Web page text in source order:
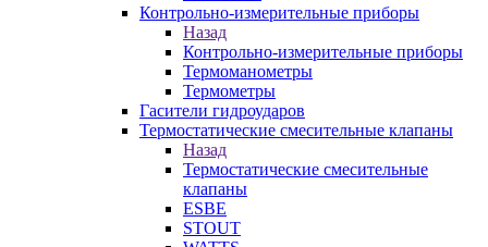
Контрольно-измерительные приборы
Назад
Контрольно-измерительные приборы
Термоманометры
Термометры
Гасители гидроударов
Термостатические смесительные клапаны
Назад
Термостатические смесительные
клапаны
ESBE
STOUT